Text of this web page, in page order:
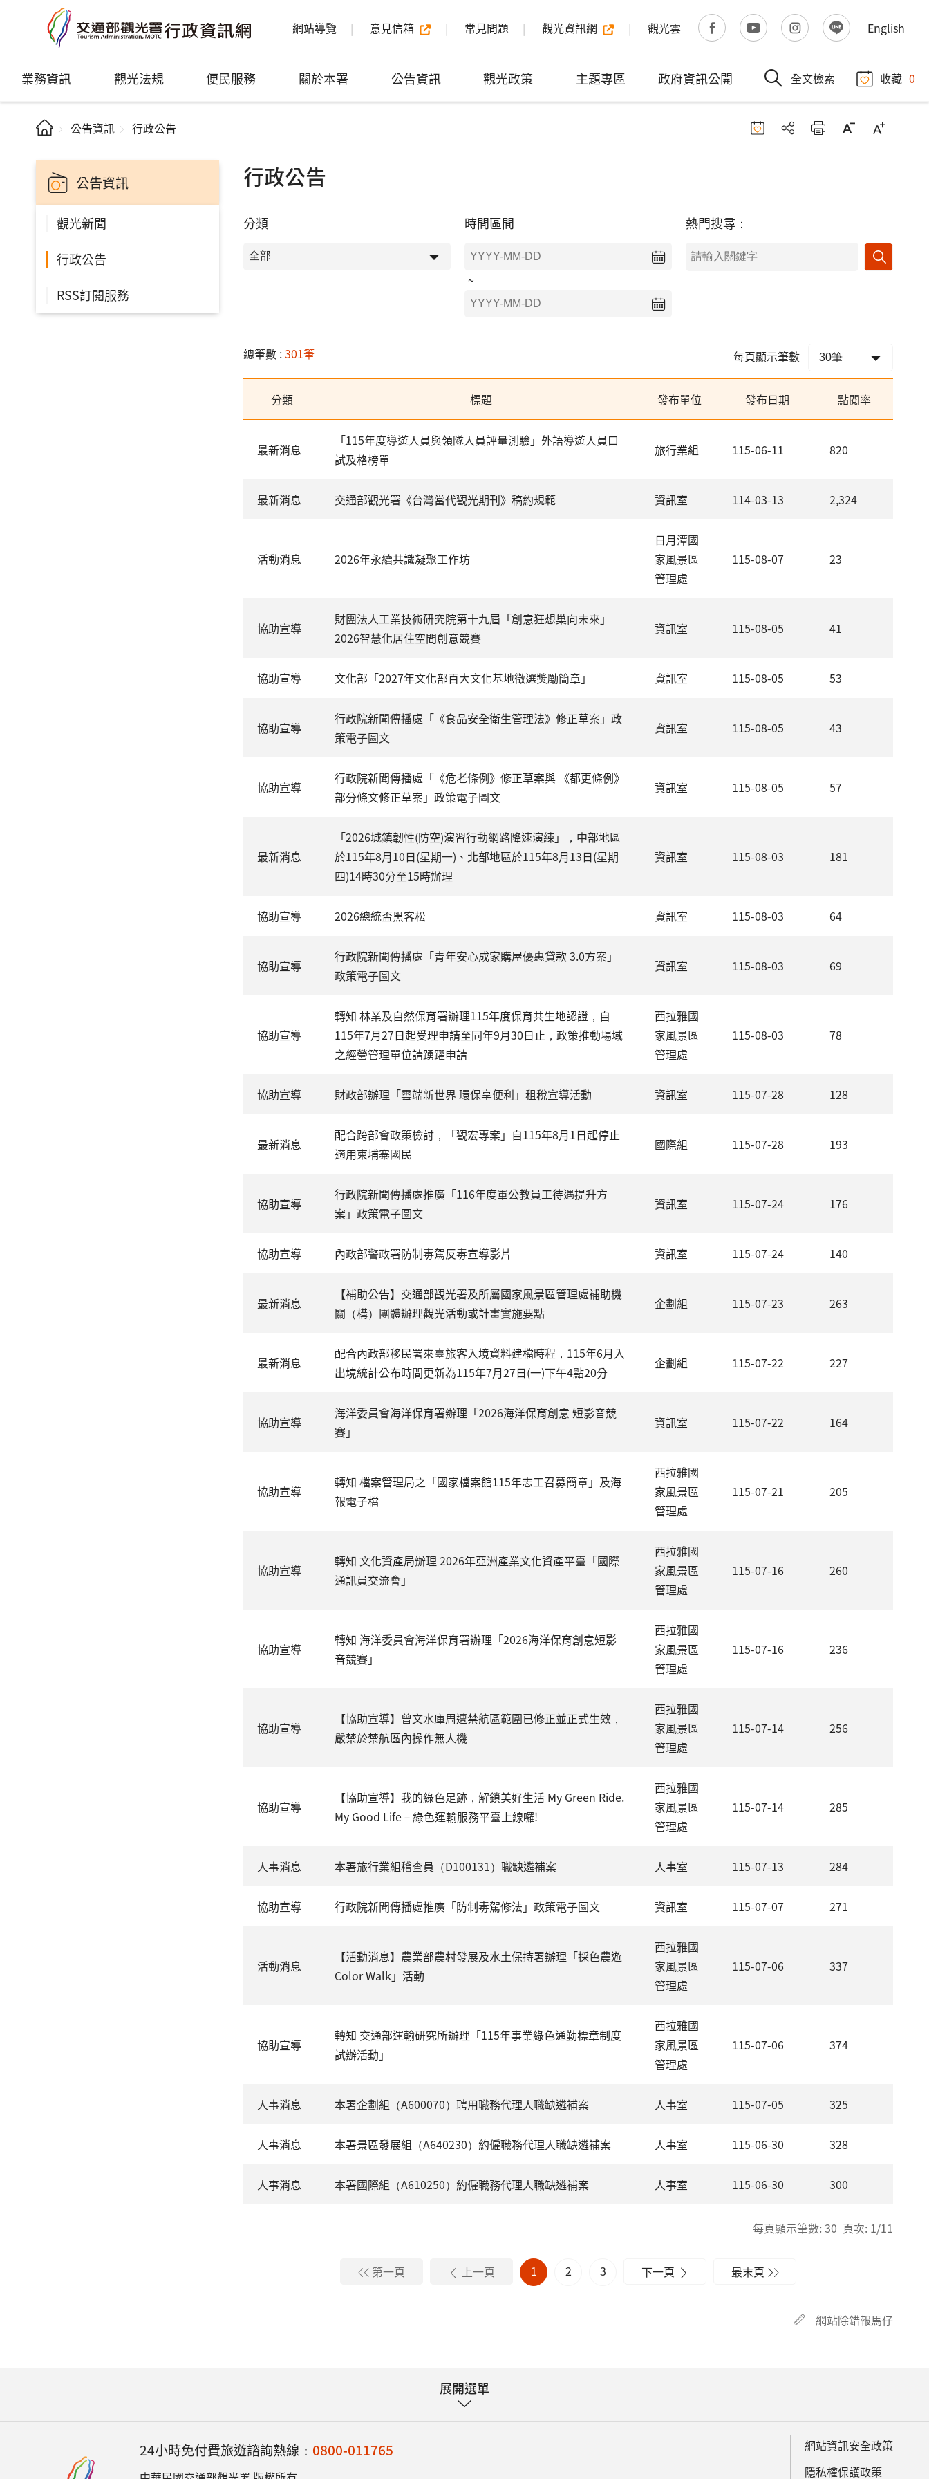
網站導覽 意見信箱 常見問題 觀光資訊網 觀光雲 English
業務資訊 觀光法規 便民服務 關於本署 公告資訊 觀光政策 主題專區 政府資訊公開 全文檢索 收藏 0
公告資訊 行政公告
公告資訊
觀光新聞
行政公告
RSS訂閱服務
行政公告
分類 時間區間 熱門搜尋：
總筆數 :301筆 每頁顯示筆數
分類 標題 發布單位 發布日期 點閱率
最新消息
「115年度導遊人員與領隊人員評量測驗」外語導遊人員口
試及格榜單
旅行業組 115-06-11 820
最新消息 交通部觀光署《台灣當代觀光期刊》稿約規範 資訊室 114-03-13 2,324
活動消息 2026年永續共識凝聚工作坊
日月潭國
家風景區
管理處
115-08-07 23
協助宣導
財團法人工業技術研究院第十九屆「創意狂想巢向未來」
2026智慧化居住空間創意競賽
資訊室 115-08-05 41
協助宣導 文化部「2027年文化部百大文化基地徵選獎勵簡章」 資訊室 115-08-05 53
協助宣導
行政院新聞傳播處「《食品安全衛生管理法》修正草案」政
策電子圖文
資訊室 115-08-05 43
協助宣導
行政院新聞傳播處「《危老條例》修正草案與 《都更條例》
部分條文修正草案」政策電子圖文
資訊室 115-08-05 57
最新消息
「2026城鎮韌性(防空)演習行動網路降速演練」，中部地區
於115年8月10日(星期一)、北部地區於115年8月13日(星期
四)14時30分至15時辦理
資訊室 115-08-03 181
協助宣導 2026總統盃黑客松 資訊室 115-08-03 64
協助宣導
行政院新聞傳播處「青年安心成家購屋優惠貸款 3.0方案」
政策電子圖文
資訊室 115-08-03 69
協助宣導
轉知 林業及自然保育署辦理115年度保育共生地認證，自
115年7月27日起受理申請至同年9月30日止，政策推動場域
之經營管理單位請踴躍申請
西拉雅國
家風景區
管理處
115-08-03 78
協助宣導 財政部辦理「雲端新世界 環保享便利」租稅宣導活動 資訊室 115-07-28 128
最新消息
配合跨部會政策檢討，「觀宏專案」自115年8月1日起停止
適用柬埔寨國民
國際組 115-07-28 193
協助宣導
行政院新聞傳播處推廣「116年度軍公教員工待遇提升方
案」政策電子圖文
資訊室 115-07-24 176
協助宣導 內政部警政署防制毒駕反毒宣導影片 資訊室 115-07-24 140
最新消息
【補助公告】交通部觀光署及所屬國家風景區管理處補助機
關（構）團體辦理觀光活動或計畫實施要點
企劃組 115-07-23 263
最新消息
配合內政部移民署來臺旅客入境資料建檔時程，115年6月入
出境統計公布時間更新為115年7月27日(一)下午4點20分
企劃組 115-07-22 227
協助宣導
海洋委員會海洋保育署辦理「2026海洋保育創意 短影音競
賽」
資訊室 115-07-22 164
協助宣導
轉知 檔案管理局之「國家檔案館115年志工召募簡章」及海
報電子檔
西拉雅國
家風景區
管理處
115-07-21 205
協助宣導
轉知 文化資產局辦理 2026年亞洲產業文化資產平臺「國際
通訊員交流會」
西拉雅國
家風景區
管理處
115-07-16 260
協助宣導
轉知 海洋委員會海洋保育署辦理「2026海洋保育創意短影
音競賽」
西拉雅國
家風景區
管理處
115-07-16 236
協助宣導
【協助宣導】曾文水庫周遭禁航區範圍已修正並正式生效，
嚴禁於禁航區內操作無人機
西拉雅國
家風景區
管理處
115-07-14 256
協助宣導
【協助宣導】我的綠色足跡，解鎖美好生活 My Green Ride.
My Good Life－綠色運輸服務平臺上線囉!
西拉雅國
家風景區
管理處
115-07-14 285
人事消息 本署旅行業組稽查員（D100131）職缺遴補案 人事室 115-07-13 284
協助宣導 行政院新聞傳播處推廣「防制毒駕修法」政策電子圖文 資訊室 115-07-07 271
活動消息
【活動消息】農業部農村發展及水土保持署辦理「採色農遊
Color Walk」活動
西拉雅國
家風景區
管理處
115-07-06 337
協助宣導
轉知 交通部運輸研究所辦理「115年事業綠色通勤標章制度
試辦活動」
西拉雅國
家風景區
管理處
115-07-06 374
人事消息 本署企劃組（A600070）聘用職務代理人職缺遴補案 人事室 115-07-05 325
人事消息 本署景區發展組（A640230）約僱職務代理人職缺遴補案 人事室 115-06-30 328
人事消息 本署國際組（A610250）約僱職務代理人職缺遴補案 人事室 115-06-30 300
每頁顯示筆數: 30 頁次: 1/11
第一頁 上一頁 1 2 3 下一頁 最末頁
網站除錯報馬仔
展開選單
24小時免付費旅遊諮詢熱線： 0800-011765
網站資訊安全政策
隱私權保護政策